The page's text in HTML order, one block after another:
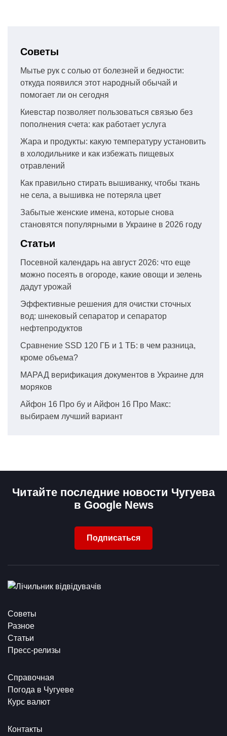
Советы
Мытье рук с солью от болезней и бедности:
откуда появился этот народный обычай и
помогает ли он сегодня
Киевстар позволяет пользоваться связью без
пополнения счета: как работает услуга
Жара и продукты: какую температуру установить
в холодильнике и как избежать пищевых
отравлений
Как правильно стирать вышиванку, чтобы ткань
не села, а вышивка не потеряла цвет
Забытые женские имена, которые снова
становятся популярными в Украине в 2026 году
Статьи
Посевной календарь на август 2026: что еще
можно посеять в огороде, какие овощи и зелень
дадут урожай
Эффективные решения для очистки сточных
вод: шнековый сепаратор и сепаратор
нефтепродуктов
Сравнение SSD 120 ГБ и 1 ТБ: в чем разница,
кроме объема?
МАРАД верификация документов в Украине для
моряков
Айфон 16 Про бу и Айфон 16 Про Макс:
выбираем лучший вариант
Читайте последние новости Чугуева
в Google News
Подписаться
Советы
Разное
Статьи
Пресс-релизы
Справочная
Погода в Чугуеве
Курс валют
Контакты